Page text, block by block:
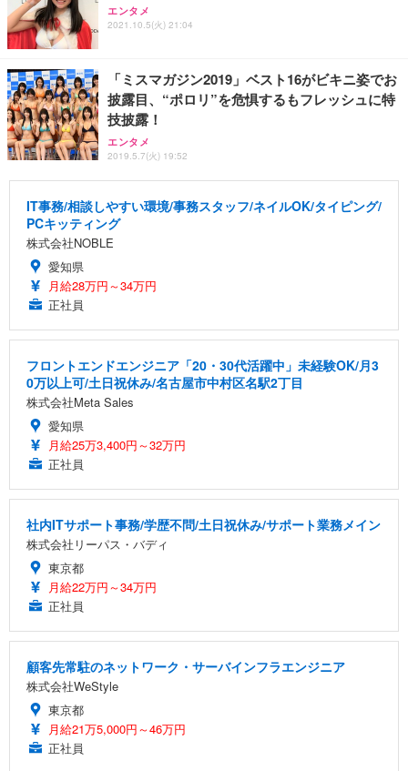
エンタメ
2021.10.5(火) 21:04
「ミスマガジン2019」ベスト16がビキニ姿でお
披露目、“ポロリ”を危惧するもフレッシュに特
技披露！
エンタメ
2019.5.7(火) 19:52
IT事務/相談しやすい環境/事務スタッフ/ネイルOK/タイピング/
PCキッティング
株式会社NOBLE
愛知県
月給28万円～34万円
正社員
フロントエンドエンジニア「20・30代活躍中」未経験OK/月3
0万以上可/土日祝休み/名古屋市中村区名駅2丁目
株式会社Meta Sales
愛知県
月給25万3,400円～32万円
正社員
社内ITサポート事務/学歴不問/土日祝休み/サポート業務メイン
株式会社リーパス・バディ
東京都
月給22万円～34万円
正社員
顧客先常駐のネットワーク・サーバインフラエンジニア
株式会社WeStyle
東京都
月給21万5,000円～46万円
正社員